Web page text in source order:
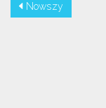
Nowszy